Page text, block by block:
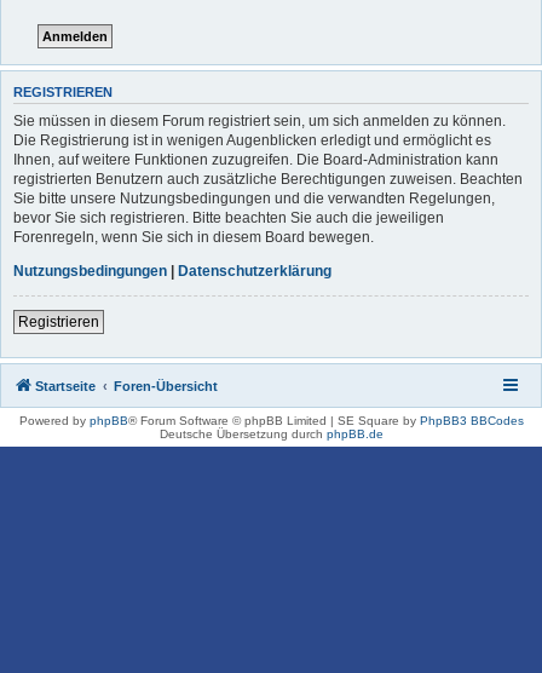
REGISTRIEREN
Sie müssen in diesem Forum registriert sein, um sich anmelden zu können.
Die Registrierung ist in wenigen Augenblicken erledigt und ermöglicht es
Ihnen, auf weitere Funktionen zuzugreifen. Die Board-Administration kann
registrierten Benutzern auch zusätzliche Berechtigungen zuweisen. Beachten
Sie bitte unsere Nutzungsbedingungen und die verwandten Regelungen,
bevor Sie sich registrieren. Bitte beachten Sie auch die jeweiligen
Forenregeln, wenn Sie sich in diesem Board bewegen.
Nutzungsbedingungen | Datenschutzerklärung
Registrieren
Startseite Foren-Übersicht
Powered by phpBB® Forum Software © phpBB Limited | SE Square by PhpBB3 BBCodes
Deutsche Übersetzung durch phpBB.de